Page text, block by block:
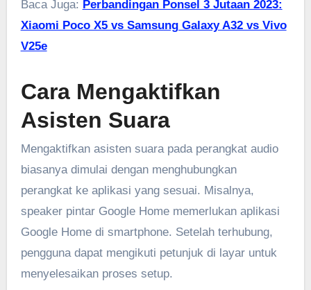
Baca Juga: Perbandingan Ponsel 3 Jutaan 2023:
Xiaomi Poco X5 vs Samsung Galaxy A32 vs Vivo
V25e
Cara Mengaktifkan
Asisten Suara
Mengaktifkan asisten suara pada perangkat audio
biasanya dimulai dengan menghubungkan
perangkat ke aplikasi yang sesuai. Misalnya,
speaker pintar Google Home memerlukan aplikasi
Google Home di smartphone. Setelah terhubung,
pengguna dapat mengikuti petunjuk di layar untuk
menyelesaikan proses setup.